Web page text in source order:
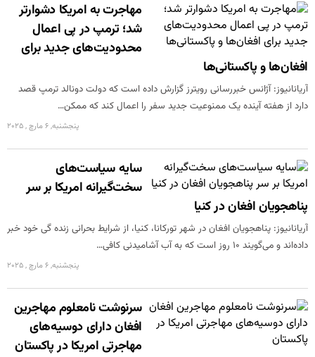
مهاجرت به امریکا دشوارتر
شد؛ ترمپ در پی اعمال
محدودیت‌های جدید برای
افغان‌ها و پاکستانی‌ها
آریانانیوز: آژانس خبررسانی رویترز گزارش داده است که دولت دونالد ترمپ قصد
دارد از هفته آینده یک ممنوعیت جدید سفر را اعمال کند که ممکن…
پنجشنبه, 6 مارچ , 2025
سایه سیاست‌های
سخت‌گیرانه امریکا بر سر
پناهجویان افغان در کنیا
آریانانیوز: پناهجویان افغان در شهر تورکانا، کنیا، از شرایط بحرانی زنده گی خود خبر
داده‌اند و می‌گویند ۱۰ روز است که به آب آشامیدنی کافی…
پنجشنبه, 6 مارچ , 2025
سرنوشت نامعلوم مهاجرین
افغان دارای دوسیه‌های
مهاجرتی امریکا در پاکستان